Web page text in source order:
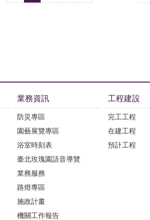
業務資訊
防災專區
園藝展覽專區
浴室時刻表
臺北玫瑰園語音導覽
業務服務
路燈專區
施政計畫
機關工作報告
工程建設
完工工程
在建工程
預計工程